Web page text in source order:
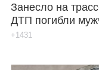
Занесло на
ДТП погибли
+1431